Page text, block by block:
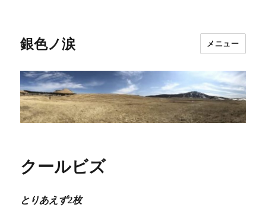
銀色ノ涙 メニュー
クールビズ
とりあえず2枚